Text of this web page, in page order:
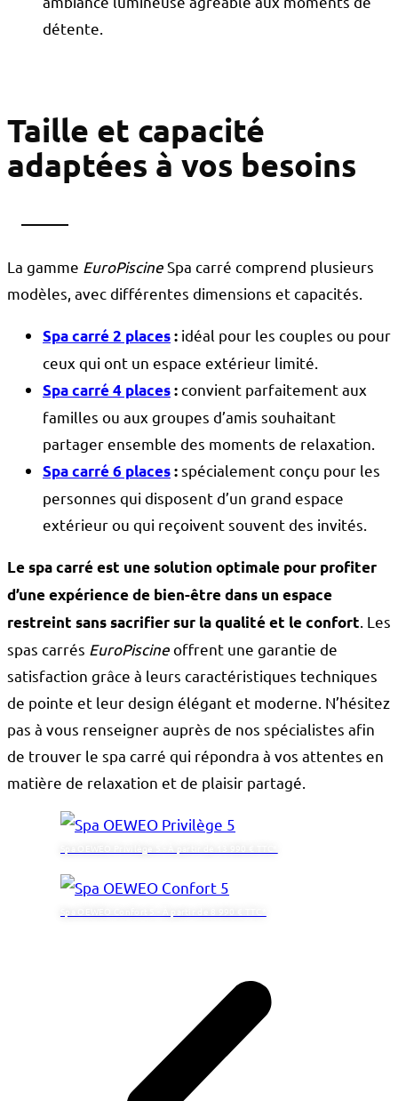
détente.
Taille et capacité
adaptées à vos besoins
La gamme EuroPiscineSpa carré comprend plusieurs
modèles, avec différentes dimensions et capacités.
Spa carré 2 places: idéal pour les couples ou pour
ceux qui ont un espace extérieur limité.
Spa carré 4 places:convient parfaitement aux
familles ou aux groupes d’amis souhaitant
partager ensemble des moments de relaxation.
Spa carré 6 places:spécialement conçu pour les
personnes qui disposent d’un grand espace
extérieur ou qui reçoivent souvent des invités.
Le spa carré est une solution optimale pour profiter
d’une expérience de bien-être dans un espace
restreint sans sacrifier sur la qualité et le confort . Les
spas carrés EuroPiscineoffrent une garantie de
satisfaction grâce à leurs caractéristiques techniques
de pointe et leur design élégant et moderne. N’hésitez
pas à vous renseigner auprès de nos spécialistes afin
de trouver le spa carré qui répondra à vos attentes en
matière de relaxation et de plaisir partagé.